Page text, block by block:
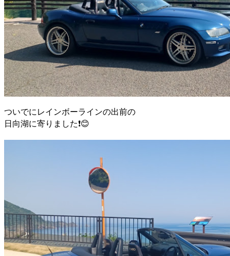
ついでにレインボーラインの出前の
日向湖に寄りました❗️😊